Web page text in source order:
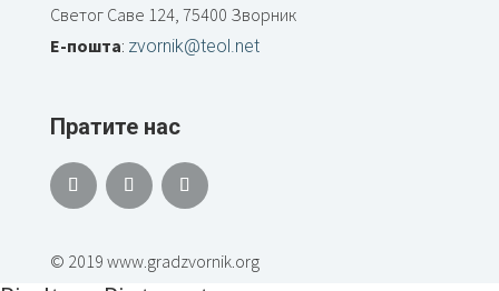
Светог Саве 124, 75400 Зворник
Е-пошта: zvornik@teol.net
Пратите нас
© 2019 www.gradzvornik.org